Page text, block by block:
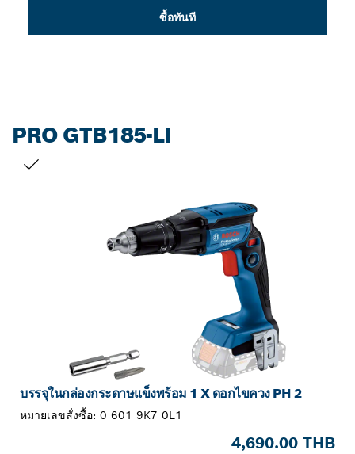
ซื้อทันที
PRO GTB185-LI
บรรจุในกล่องกระดาษแข็งพร้อม 1 X ดอกไขควง PH 2
หมายเลขสั่งซื้อ: 0 601 9K7 0L1
4,690.00 THB